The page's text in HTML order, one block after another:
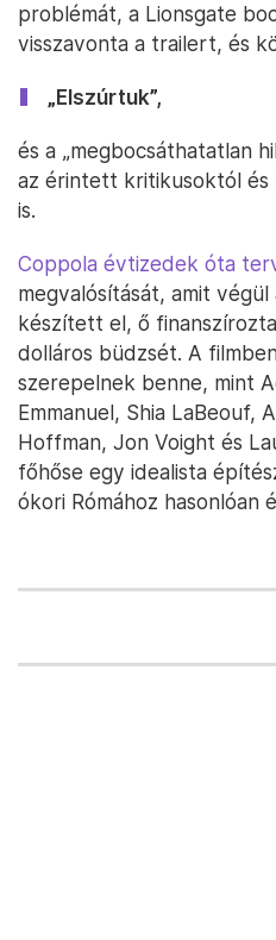
problémát, a Lionsgate
visszavonta a trailert, és
„Elszúrtuk”,
és a „megbocsáthatatlan
az érintett kritikusoktól és
is.
Coppola évtizedek óta
megvalósítását, amit
készített el, ő
dolláros büdzsét. A
szerepelnek benne, mint
Emmanuel, Shia LaBeouf,
Hoffman, Jon Voight és
főhőse egy idealista
ókori Rómához hasonlóan